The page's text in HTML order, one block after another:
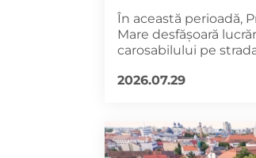
În această perioadă,
Mare desfășoară
carosabilului pe
2026.07.29